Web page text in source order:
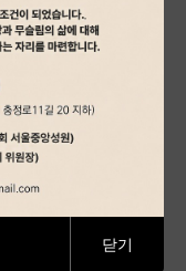
-에큐포
을 넘어:
평화로운
닫기